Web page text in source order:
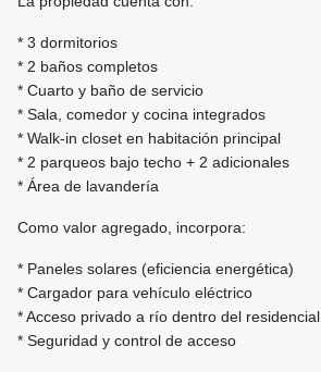
* 3 dormitorios
* 2 baños completos
* Cuarto y baño de servicio
* Sala, comedor y cocina integrados
* Walk-in closet en habitación principal
* 2 parqueos bajo techo + 2 adicionales
* Área de lavandería
Como valor agregado, incorpora:
* Paneles solares (eficiencia energética)
* Cargador para vehículo eléctrico
* Acceso privado a río dentro del residencial
* Seguridad y control de acceso